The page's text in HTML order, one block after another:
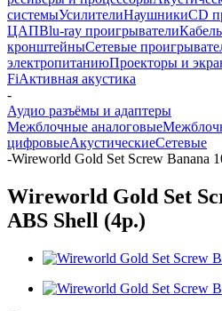
системыУсилителиНаушникиCD
ЦАПBlu-ray проигрыватели
кронштейныСетевые
электропитаниюПроекторы и
FiАктивная акустика
-
Аудио разъёмы и адаптеры
Межблочные аналоговые
цифровыеАкустическиеСетевые
-Wireworld Gold Set Screw Banana
Wireworld Gold Set
ABS Shell (4p.)